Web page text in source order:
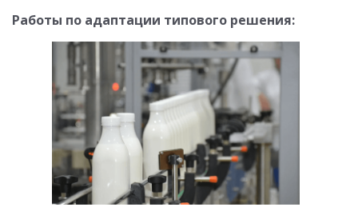
Работы по адаптации типового решения: